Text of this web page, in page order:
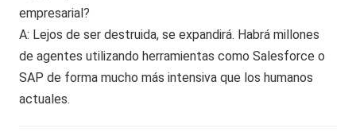
empresarial?
A: Lejos de ser destruida, se expandirá. Habrá millones
de agentes utilizando herramientas como Salesforce o
SAP de forma mucho más intensiva que los humanos
actuales.